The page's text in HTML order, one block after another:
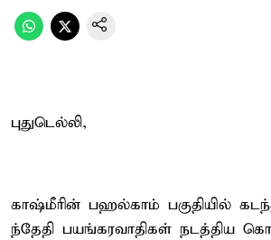
புதுடெல்லி,
காஷ்மீரின் பஹல்காம் பகுதியில்
ந்தேதி பயங்கரவாதிகள் நடத்திய